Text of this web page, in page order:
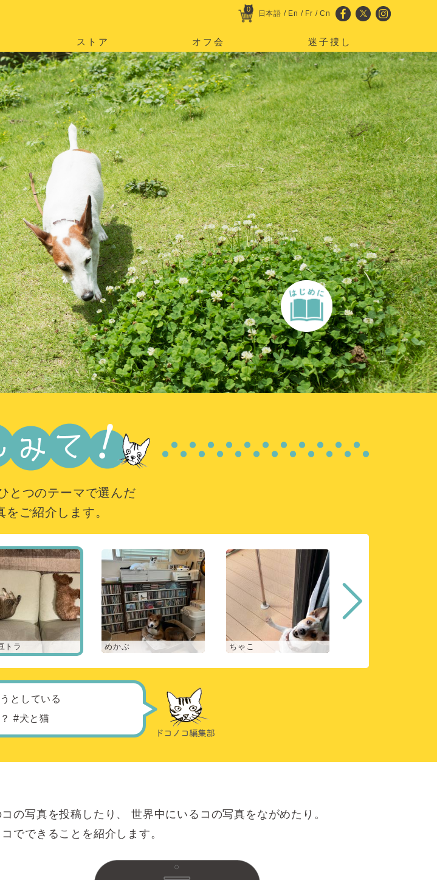
0 日本語 / En / Fr /Cn
ストア オフ会 迷子捜し
とつのテーマで選んだ
をご紹介します。
トラ めかぶ ちゃこ
としている
#犬と猫
の写真を投稿したり、
世界中にいるコの写真をながめたり。
コでできることを紹介します。